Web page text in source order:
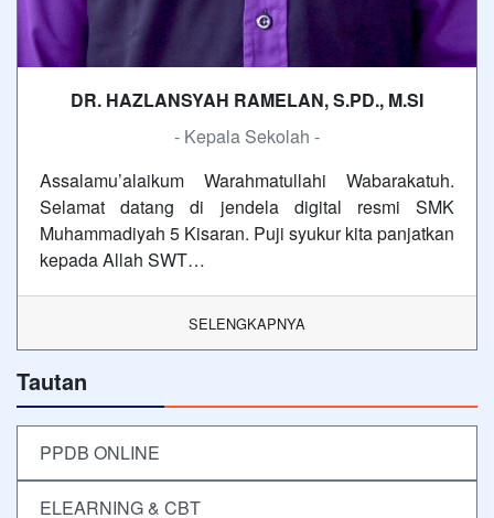
DR. HAZLANSYAH RAMELAN, S.PD., M.SI
- Kepala Sekolah -
Assalamu’alaikum Warahmatullahi Wabarakatuh.
Selamat datang di jendela digital resmi SMK
Muhammadiyah 5 Kisaran. Puji syukur kita panjatkan
kepada Allah SWT…
SELENGKAPNYA
Tautan
PPDB ONLINE
ELEARNING & CBT